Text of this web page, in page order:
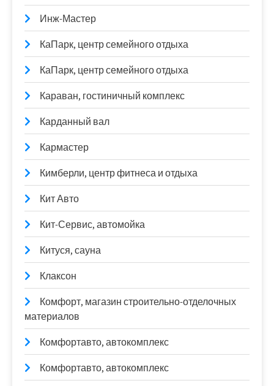
Инж-Мастер
КаПарк, центр семейного отдыха
КаПарк, центр семейного отдыха
Караван, гостиничный комплекс
Карданный вал
Кармастер
Кимберли, центр фитнеса и отдыха
Кит Авто
Кит-Сервис, автомойка
Китуся, сауна
Клаксон
Комфорт, магазин строительно-отделочных
материалов
Комфортавто, автокомплекс
Комфортавто, автокомплекс